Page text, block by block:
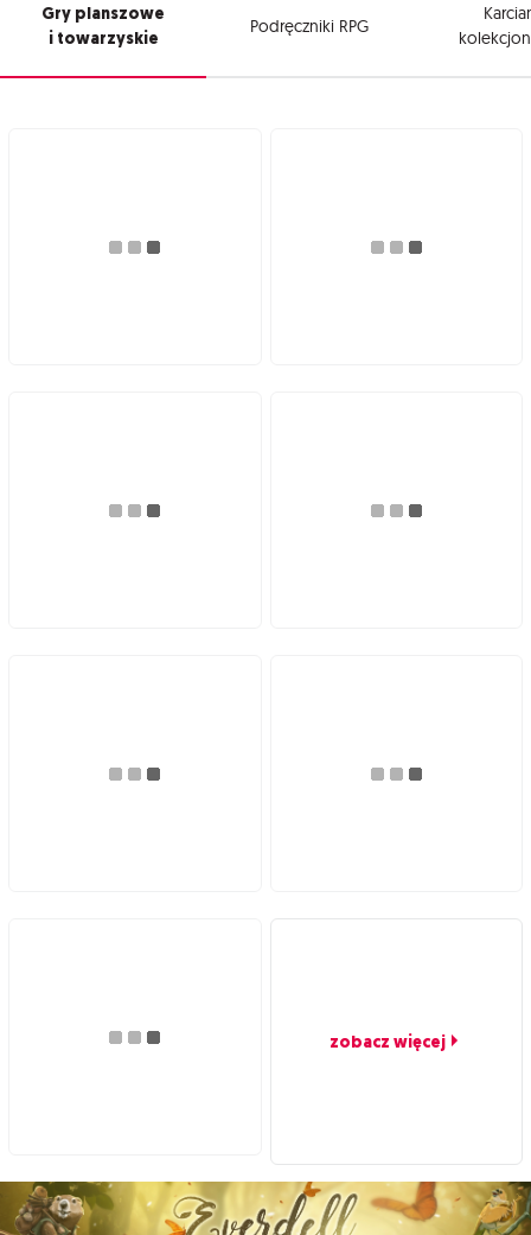
Gry planszowe
i towarzyskie
Podręczniki RPG
zobacz więcej